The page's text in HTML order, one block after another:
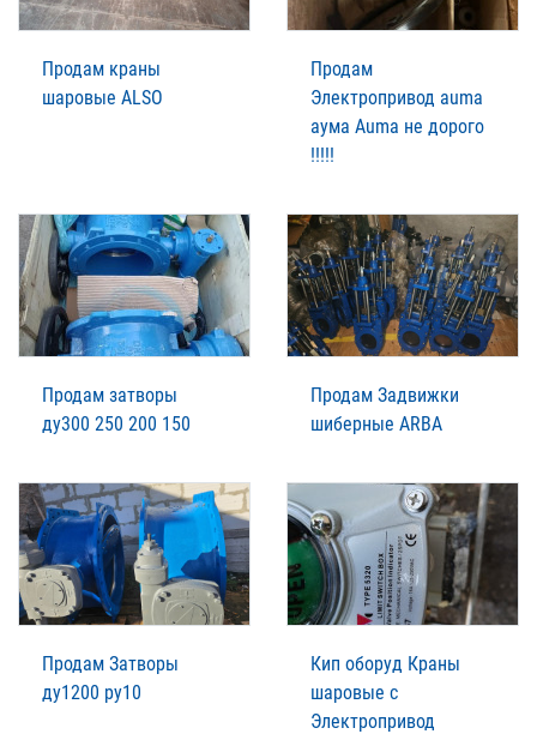
Продам краны
шаровые ALSO
Продам
Электропривод auma
аума Auma не дорого
!!!!!
Продам затворы
ду300 250 200 150
Продам Задвижки
шиберные ARBA
Продам Затворы
ду1200 ру10
Кип оборуд Краны
шаровые с
Электропривод